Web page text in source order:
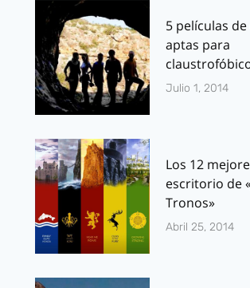
5 películas
aptas para
Julio 1, 2014
Los 12
escritorio de
Tronos»
Abril 25, 2014